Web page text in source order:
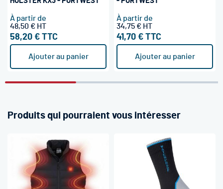
À partir de
58,20 €
48,50 €
Ajouter au panier
À partir de
41,70 €
34,75 €
Ajouter au panier
Produits qui pourraient vous intéresser